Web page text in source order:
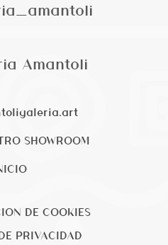
Amantoli
SHOWROOM
DE COOKIES
PRIVACIDAD